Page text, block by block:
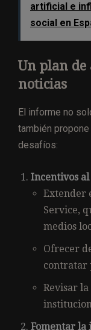
artificial e
social en
Un plan de
noticias
El informe no
también
desafíos:
Incentivos
Extender
Service,
medios
Ofrecer
contratar
Revisar
Fomentar la